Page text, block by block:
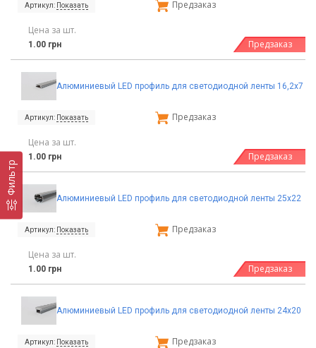
Фильтр
Артикул: Показать Предзаказ
Цена за шт.
1.00 грн Предзаказ
Алюминиевый LED профиль для светодиодной ленты 16,2х7
Артикул: Показать Предзаказ
Цена за шт.
1.00 грн Предзаказ
Алюминиевый LED профиль для светодиодной ленты 25х22
Артикул: Показать Предзаказ
Цена за шт.
1.00 грн Предзаказ
Алюминиевый LED профиль для светодиодной ленты 24х20
Артикул: Показать Предзаказ